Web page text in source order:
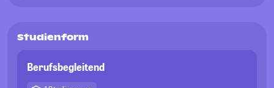
Studienform
Berufsbegleitend